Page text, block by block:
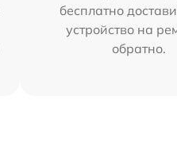
бесплатно
устройство на
обратно.